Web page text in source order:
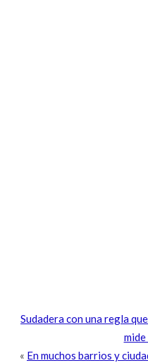
Sudadera con una regla
« En muchos barrios y